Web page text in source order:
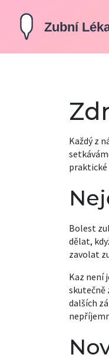
Každý z
praktické
Bolest
dělat,
zavolat
Kaz není
skutečně
dalších